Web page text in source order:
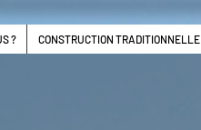
? CONSTRUCTION TRADITIONNELLE